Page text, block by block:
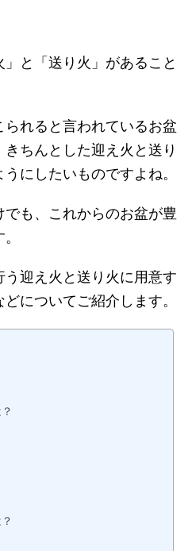
と「送り火」があること
れると言われているお盆
ちんとした迎え火と送り
にしたいものですよね。
も、これからのお盆が豊
迎え火と送り火に用意す
についてご紹介します。